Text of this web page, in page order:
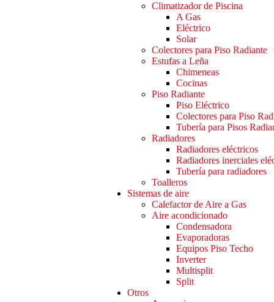
Climatizador de Piscina
A Gas
Eléctrico
Solar
Colectores para Piso Radiante
Estufas a Leña
Chimeneas
Cocinas
Piso Radiante
Piso Eléctrico
Colectores para Piso
Tubería para Pisos
Radiadores
Radiadores eléctricos
Radiadores inerciales
Tubería para radiadores
Toalleros
Sistemas de aire
Calefactor de Aire a Gas
Aire acondicionado
Condensadora
Evaporadoras
Equipos Piso Techo
Inverter
Multisplit
Split
Otros